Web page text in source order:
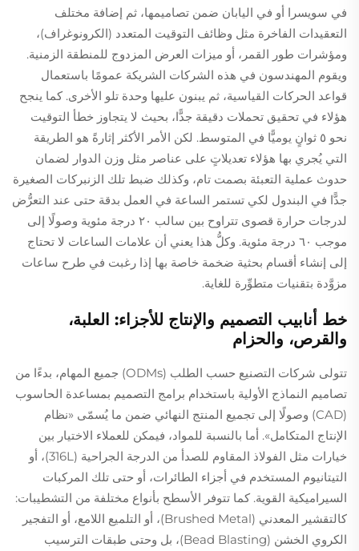
في سويسرا أو في اليابان ضمن تصاميمها، ثم إضافة مختلف
التعقيدات الفاخرة مثل وظائف التوقيت المتعدد (الكرونوغراف)،
ومؤشرات طور القمر، أو ميزات العرض المزدوج للمنطقة الزمنية.
ويقوم المهندسون في هذه الشركات الشريكة عمومًا باستعمال
قواعد الحركات القياسية، ثم يبنون عليها وحدة تلو الأخرى. كما ينجح
هؤلاء في تحقيق تحملات دقيقة جدًّا، بحيث لا يتجاوز خطأ التوقيت
نحو ٥ ثوانٍ يوميًّا في المتوسط. لكن الأمر الأكثر إثارةً هو الطريقة
التي يُجري بها هؤلاء تعديلاتٍ على عناصر مثل وزن الدوار لضمان
حدوث عملية التعبئة بصمت تام، وكذلك ضبط تلك الزنبركات الصغيرة
جدًّا في البندول لكي تستمر الساعة في العمل بدقة حتى عند التعرُّض
لدرجات حرارة قصوى تتراوح بين سالب ٢٠ درجة مئوية وصولًا إلى
موجب ٦٠ درجة مئوية. وكلُّ هذا يعني أن علامات الساعات لا تحتاج
إلى إنشاء أقسام بحثية ضخمة خاصة بها إذا رغبت في طرح ساعات
مزوَّدة بتقنيات متطوِّرة للغاية.
خط أنابيب التصميم والإنتاج للأجزاء: العلبة،
والقرص، والحزام
تتولى شركات التصنيع حسب الطلب (ODMs) جميع المهام، بدءًا من
تصاميم النماذج الأولية باستخدام برامج التصميم بمساعدة الحاسوب
(CAD) وصولًا إلى تجميع المنتج النهائي ضمن ما يُسمّى «نظام
الإنتاج المتكامل». أما بالنسبة للمواد، فيمكن للعملاء الاختيار بين
خيارات مثل الفولاذ المقاوم للصدأ من الدرجة الجراحية (316L)، أو
التيتانيوم المستخدم في أجزاء الطائرات، أو حتى تلك المركبات
السيراميكية القوية. كما تتوفر الأسطح بأنواع مختلفة من التشطيبات:
كالتقشير المعدني (Brushed Metal)، أو التلميع اللامع، أو التفجير
الكروي الخشن (Bead Blasting)، بل وحتى طبقات الترسيب